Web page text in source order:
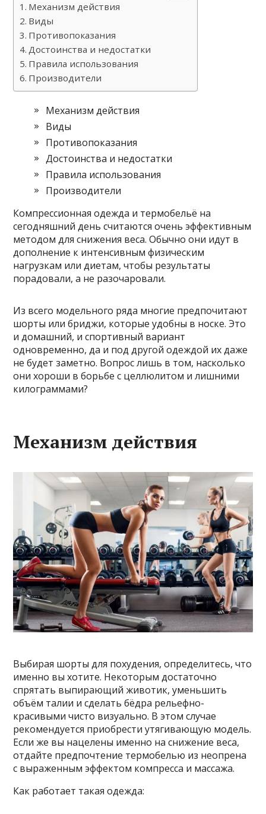
Механизм действия
Виды
Противопоказания
Достоинства и недостатки
Правила использования
Производители
Механизм действия
Виды
Противопоказания
Достоинства и недостатки
Правила использования
Производители
Компрессионная одежда и термобельё на
сегодняшний день считаются очень эффективным
методом для снижения веса. Обычно они идут в
дополнение к интенсивным физическим
нагрузкам или диетам, чтобы результаты
порадовали, а не разочаровали.
Из всего модельного ряда многие предпочитают
шорты или бриджи, которые удобны в носке. Это
и домашний, и спортивный вариант
одновременно, да и под другой одеждой их даже
не будет заметно. Вопрос лишь в том, насколько
они хороши в борьбе с целлюлитом и лишними
килограммами?
Механизм действия
Выбирая шорты для похудения, определитесь, что
именно вы хотите. Некоторым достаточно
спрятать выпирающий животик, уменьшить
объём талии и сделать бёдра рельефно-
красивыми чисто визуально. В этом случае
рекомендуется приобрести утягивающую модель.
Если же вы нацелены именно на снижение веса,
отдайте предпочтение термобелью из неопрена
с выраженным эффектом компресса и массажа.
Как работает такая одежда: